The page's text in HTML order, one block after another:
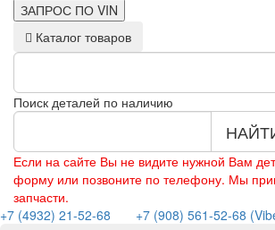
ЗАПРОС ПО VIN
Каталог товаров
Поиск деталей по наличию
Если на сайте Вы не видите нужной Вам
форму или позвоните по телефону. Мы
запчасти.
+7 (4932) 21-52-68
+7 (908) 561-52-68